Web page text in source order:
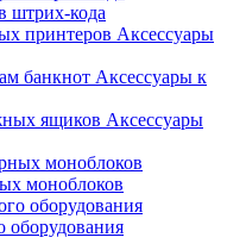
штрих-кода
Аксессуары
Аксессуары к
Аксессуары
моноблоков
оборудования